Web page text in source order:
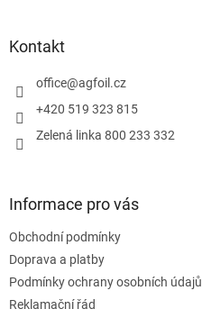
Kontakt
office@agfoil.cz
+420 519 323 815
Zelená linka 800 233 332
Informace pro vás
Obchodní podmínky
Doprava a platby
Podmínky ochrany osobních údajů
Reklamační řád